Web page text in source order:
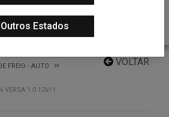
VOLTAR
FREIO - AUTO
VERSA 1.0 12V/1
Outros Estados